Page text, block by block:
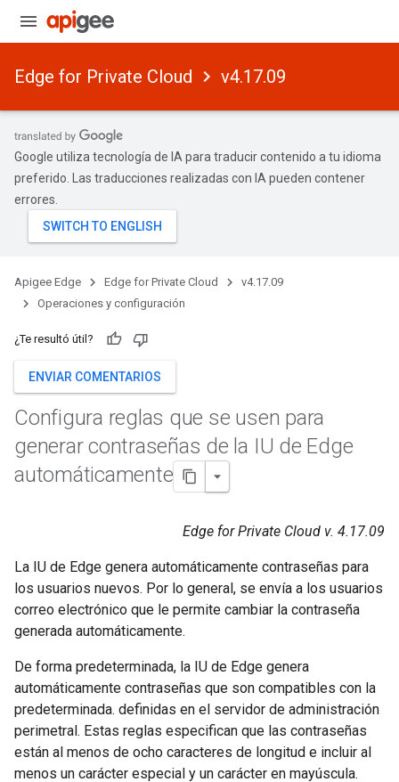
Edge for Private Cloud v4.17.09
Google utiliza tecnología de IA para traducir contenido a tu idioma
preferido. Las traducciones realizadas con IA pueden contener
errores.
Apigee Edge Edge for Private Cloud
v4.17.09
Operaciones y configuración
¿Te resultó útil?
ENVIAR COMENTARIOS
Configura reglas que se usen para
generar contraseñas de la IU de Edge
automáticamente
Edge for Private Cloud v. 4.17.09
La IU de Edge genera automáticamente contraseñas para
los usuarios nuevos. Por lo general, se envía a los usuarios
correo electrónico que le permite cambiar la contraseña
generada automáticamente.
De forma predeterminada, la IU de Edge genera
automáticamente contraseñas que son compatibles con la
predeterminada. definidas en el servidor de administración
perimetral. Estas reglas especifican que las contraseñas
están al menos de ocho caracteres de longitud e incluir al
menos un carácter especial y un carácter en mayúscula.